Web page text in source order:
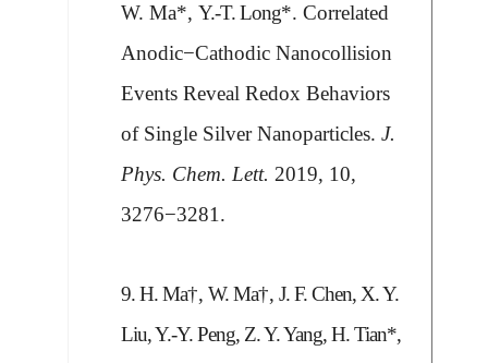
W. Ma*,Y.-T. Long*. Correlated
Anodic−Cathodic Nanocollision
Events Reveal Redox Behaviors
of Single Silver Nanoparticles.J.
Phys. Chem. Lett.2019, 10,
3276−3281.
9. H. Ma†, W. Ma†, J. F. Chen, X. Y.
Liu,Y.-Y. Peng, Z. Y. Yang, H. Tian*,